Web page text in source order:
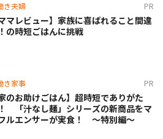
き夫婦 PR
マレビュー】家族に喜ばれること間違
の時短ごはんに挑戦
き家事 PR
のお助けごはん】超時短でありがた
「汁なし麺」シリーズの新商品をマ
ルエンサーが実食！ 〜特別編〜